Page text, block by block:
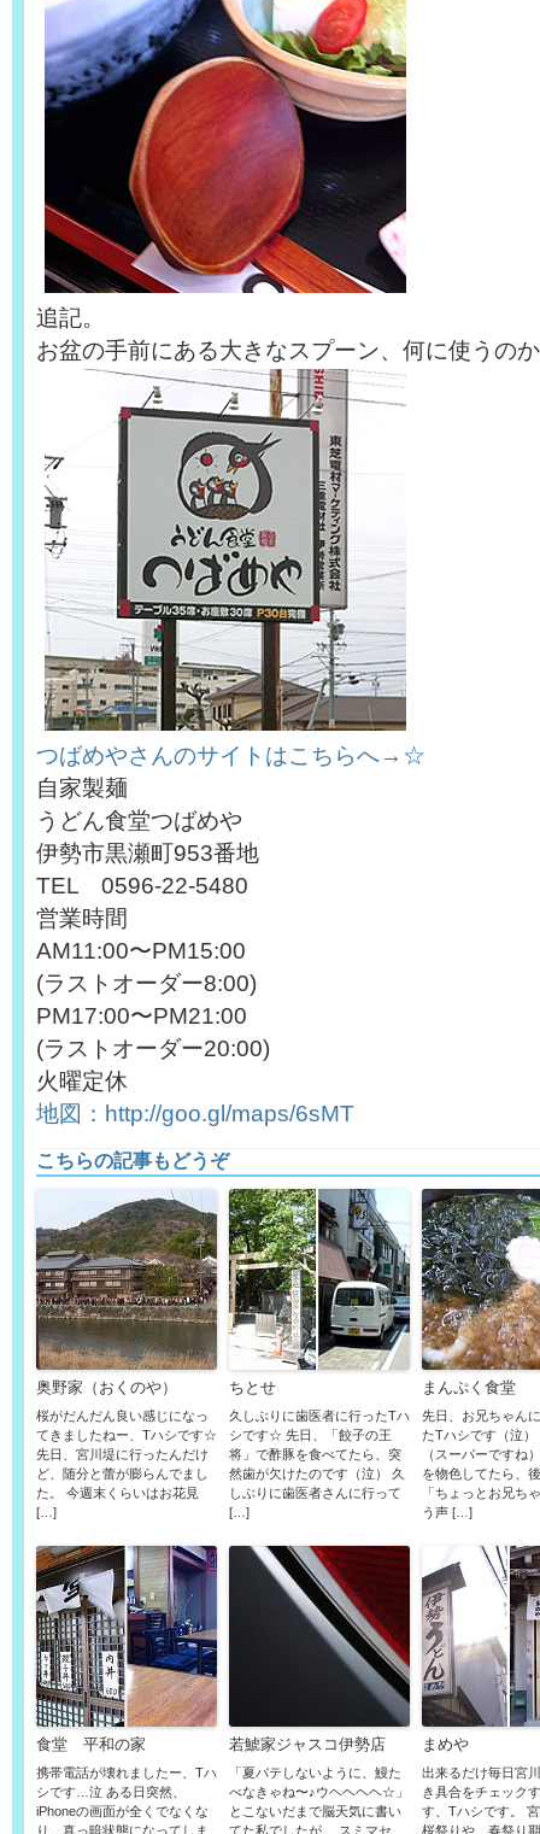
追記。
お盆の手前にある大きなスプーン、何に使うの
つばめやさんのサイトはこちらへ→☆
自家製麺
うどん食堂つばめや
伊勢市黒瀬町953番地
TEL 0596-22-5480
営業時間
AM11:00〜PM15:00
(ラストオーダー8:00)
PM17:00〜PM21:00
(ラストオーダー20:00)
火曜定休
地図：http://goo.gl/maps/6sMT
こちらの記事もどうぞ
奥野家（おくのや）
桜がだんだん良い感じになっ
てきましたねー、Tハシです☆
先日、宮川堤に行ったんだけ
ど、随分と蕾が膨らんでまし
た。 今週末くらいはお花見
[…]
ちとせ
久しぶりに歯医者に行ったTハ
シです☆ 先日、「餃子の王
将」で酢豚を食べてたら、突
然歯が欠けたのです（泣） 久
しぶりに歯医者さんに行って
[…]
まんぷく食堂
先日、お兄ちゃん
たTハシです（泣）
（スーパーですね
を物色してたら、
「ちょっとお兄ち
う声 […]
食堂 平和の家
携帯電話が壊れましたー、Tハ
シです…泣 ある日突然、
iPhoneの画面が全くでなくな
り、真っ暗状態になってしま
若鯱家ジャスコ伊勢店
「夏バテしないように、鰻た
べなきゃね〜♪ウヘヘヘヘ☆」
とこないだまで脳天気に書い
てた私でしたが。 スミマセ
まめや
出来るだけ毎日宮
き具合をチェック
す、Tハシです。
桜祭りや、春祭り